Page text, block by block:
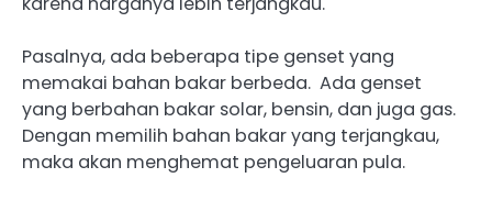
Pasalnya, ada beberapa tipe genset yang
memakai bahan bakar berbeda. Ada genset
yang berbahan bakar solar, bensin, dan juga gas.
Dengan memilih bahan bakar yang terjangkau,
maka akan menghemat pengeluaran pula.